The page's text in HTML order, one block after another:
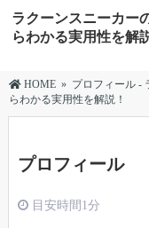
ラクーンスニーカー
らわかる実用性を解
HOME » プロフィール -
らわかる実用性を解説！
プロフィール
目安時間 1分